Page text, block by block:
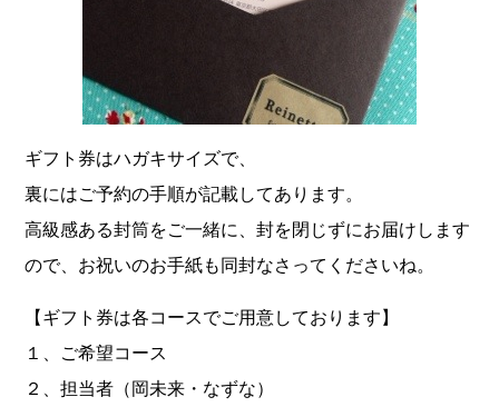
ギフト券はハガキサイズで、
裏にはご予約の手順が記載してあります。
高級感ある封筒をご一緒に、封を閉じずにお届けします
ので、お祝いのお手紙も同封なさってくださいね。
【ギフト券は各コースでご用意しております】
１、ご希望コース
２、担当者（岡未来・なずな）